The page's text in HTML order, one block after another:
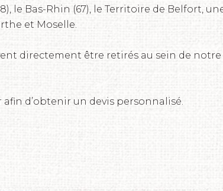
le Bas-Rhin (67), le Territoire de Belfort,
et Moselle.
directement être retirés au sein de notre
afin d’obtenir un devis personnalisé.